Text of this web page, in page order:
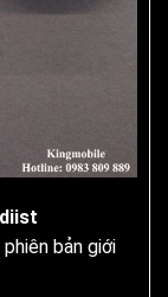
bản giới